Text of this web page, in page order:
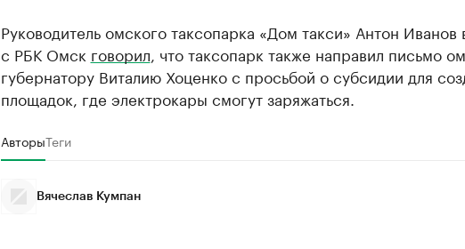
Руководитель омского таксопарка «Дом такси» Антон Иванов
с РБК Омск говорил , что таксопарк также направил письмо
губернатору Виталию Хоценко с просьбой о субсидии для
площадок, где электрокары смогут заряжаться.
АвторыТеги
Вячеслав Кумпан